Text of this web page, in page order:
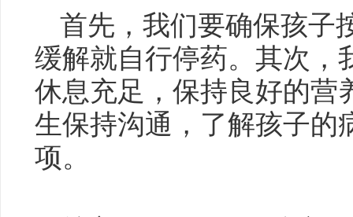
首先，我们要确保孩子
缓解就自行停药。其次，
休息充足，保持良好的营
生保持沟通，了解孩子的
项。